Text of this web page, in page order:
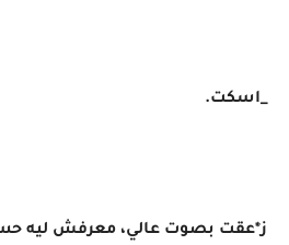
_اسكت.
ز*عقت بصوت عالي، معرفش ليه